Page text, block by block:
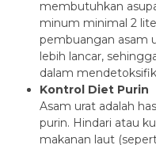
membutuhkan
minum minimal 2
pembuangan asam
lebih lancar,
dalam
Kontrol Diet Purin
Asam urat adalah
purin. Hindari atau
makanan laut